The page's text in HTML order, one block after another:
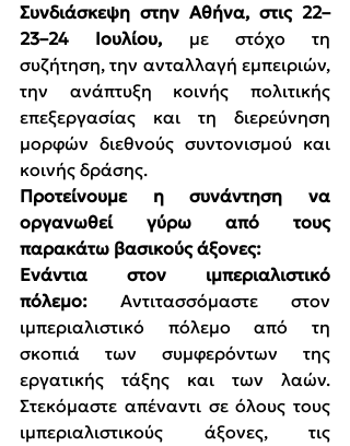
Συνδιάσκεψη στην Αθήνα, στις 22–
23–24 Ιουλίου, με στόχο τη
συζήτηση, την ανταλλαγή εμπειριών,
την ανάπτυξη κοινής πολιτικής
επεξεργασίας και τη διερεύνηση
μορφών διεθνούς συντονισμού και
κοινής δράσης.
Προτείνουμε η συνάντηση να
οργανωθεί γύρω από τους
παρακάτω βασικούς άξονες:
Ενάντια στον ιμπεριαλιστικό
πόλεμο: Αντιτασσόμαστε στον
ιμπεριαλιστικό πόλεμο από τη
σκοπιά των συμφερόντων της
εργατικής τάξης και των λαών.
Στεκόμαστε απέναντι σε όλους τους
ιμπεριαλιστικούς άξονες, τις